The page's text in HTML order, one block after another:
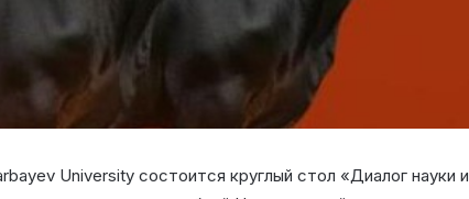
University состоится круглый стол «Диалог науки и